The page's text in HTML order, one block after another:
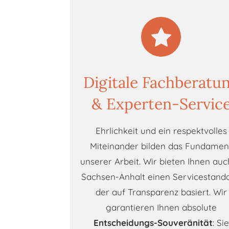
Digitale
& Experten-
Ehrlichkeit und ein respektvolles
Miteinander bilden das
unserer Arbeit. Wir bieten Ihnen
Sachsen-Anhalt einen
der auf Transparenz basiert. Wir
garantieren Ihnen absolute
Entscheidungs-Souveränität: Sie